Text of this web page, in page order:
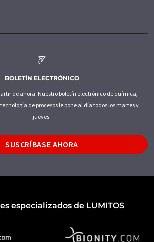
BOLETÍN ELECTRÓNICO
de ahora: Nuestro boletín electrónico de química,
de procesos le pone al día todos los martes y
jueves.
SUSCRÍBASE AHORA
especializados de LUMITOS